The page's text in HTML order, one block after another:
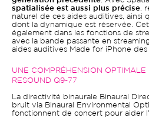
spatialisée est aussi plus précise ,
naturel de ces aides auditives, ainsi
dont la dynamique est réservée.
également dans les fonctions de
avec la bande passante en
aides auditives Made for iPhone des
UNE COMPRÉHENSION
RESOUND Q9-77
La directivité binaurale Binaural
bruit via Binaural Environmental
fonctionnent de concert pour aider